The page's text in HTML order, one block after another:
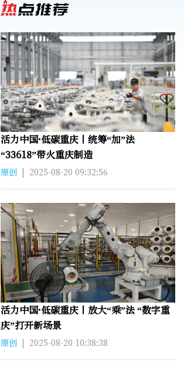
活力中国·低碳重庆丨统筹“加”法
“33618”带火重庆制造
原创 | 2025-08-20 09:32:56
活力中国·低碳重庆丨放大“乘”法 “数字重
庆”打开新场景
原创 | 2025-08-20 10:38:38